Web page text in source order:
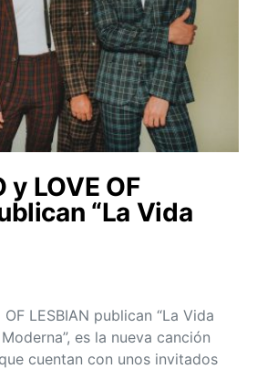
y LOVE OF
“La Vida
LESBIAN publican “La Vida
es la nueva canción
cuentan con unos invitados